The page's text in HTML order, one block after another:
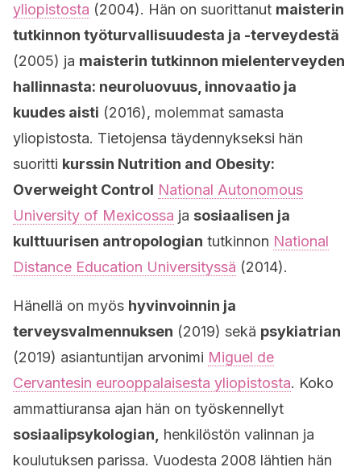
yliopistosta (2004). Hän on suorittanut maisterin
tutkinnon työturvallisuudesta ja -terveydestä
(2005) ja maisterin tutkinnon mielenterveyden
hallinnasta: neuroluovuus, innovaatio ja
kuudes aisti (2016), molemmat samasta
yliopistosta. Tietojensa täydennykseksi hän
suoritti kurssin Nutrition and Obesity:
Overweight Control National Autonomous
University of Mexicossa ja sosiaalisen ja
kulttuurisen antropologian tutkinnon National
Distance Education Universityssä (2014).
Hänellä on myös hyvinvoinnin ja
terveysvalmennuksen (2019) sekä psykiatrian
(2019) asiantuntijan arvonimi Miguel de
Cervantesin eurooppalaisesta yliopistosta. Koko
ammattiuransa ajan hän on työskennellyt
sosiaalipsykologian,
henkilöstön valinnan ja
koulutuksen parissa. Vuodesta 2008 lähtien hän